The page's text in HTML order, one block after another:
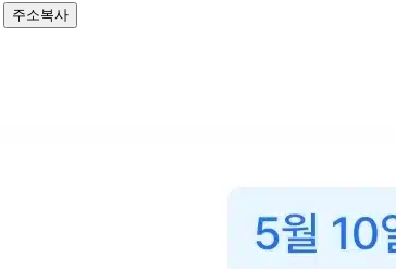
주소복사